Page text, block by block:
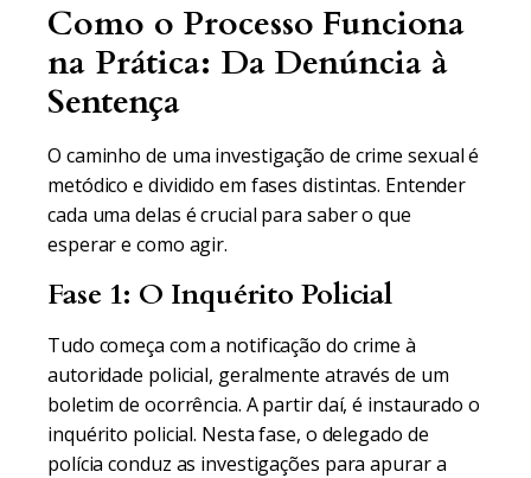
Como o Processo Funciona
na Prática: Da Denúncia à
Sentença
O caminho de uma investigação de crime sexual é
metódico e dividido em fases distintas. Entender
cada uma delas é crucial para saber o que
esperar e como agir.
Fase 1: O Inquérito Policial
Tudo começa com a notificação do crime à
autoridade policial, geralmente através de um
boletim de ocorrência. A partir daí, é instaurado o
inquérito policial. Nesta fase, o delegado de
polícia conduz as investigações para apurar a